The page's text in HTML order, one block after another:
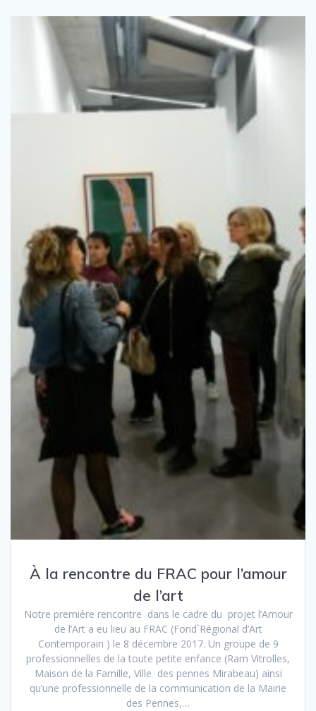
À la rencontre du FRAC pour l’amour
de l’art
Notre première rencontre dans le cadre du projet l’Amour
de l’Art a eu lieu au FRAC (Fond`Régional d’Art
Contemporain ) le 8 décembre 2017. Un groupe de 9
professionnelles de la toute petite enfance (Ram Vitrolles,
Maison de la Famille, Ville des pennes Mirabeau) ainsi
qu’une professionnelle de la communication de la Mairie
des Pennes,…